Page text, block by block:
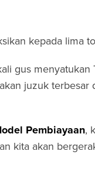
kepada lima
gus
juzuk terbesar
Pembiayaan,
kita akan